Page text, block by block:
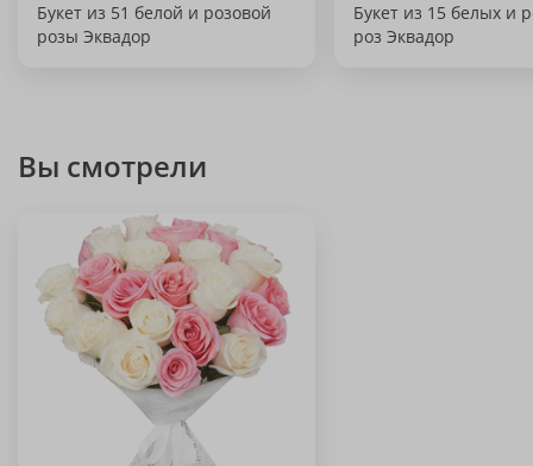
Букет из 51 белой и розовой
розы Эквадор
Букет из 15 белых и
роз Эквадор
Вы смотрели